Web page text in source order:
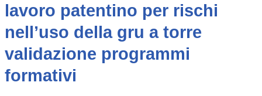
lavoro patentino per rischi
nell’uso della gru a torre
validazione programmi
formativi